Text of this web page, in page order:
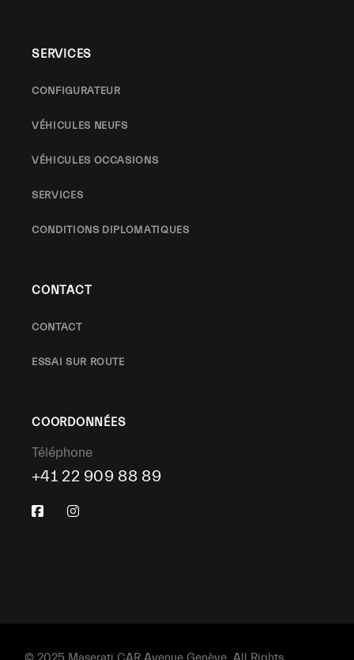
SERVICES
CONFIGURATEUR
VÉHICULES NEUFS
VÉHICULES OCCASIONS
SERVICES
CONDITIONS DIPLOMATIQUES
CONTACT
CONTACT
ESSAI SUR ROUTE
COORDONNÉES
Téléphone
+41 22 909 88 89